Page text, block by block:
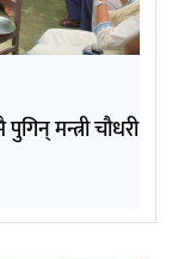
मन्त्री चौधरी